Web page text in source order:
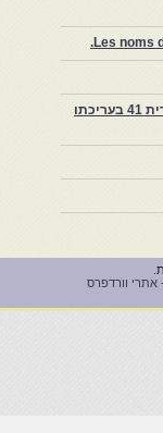
Les noms
צפרו – קהילה יהודית קטנה במרוקו, ויצירת חכמיה חובקת עולם.הרמ"א מצפרו-נסים אמנון אלקבץ.ברית 41 בעריכתו
אתרי וורדפרס